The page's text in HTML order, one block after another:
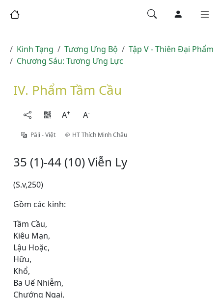
Kinh Tạng Tương Ưng Bộ
Tập V - Thiên Ðại Phẩm
Chương Sáu: Tương Ưng Lực
IV. Phẩm Tầm Cầu
A+ A-
Pāḷi - Việt HT Thích Minh Châu
35 (1)-44 (10) Viễn Ly
(S.v,250)
Gồm các kinh:
Tầm Cầu,
Kiêu Mạn,
Lậu Hoặc,
Hữu,
Khổ,
Ba Uế Nhiễm,
Chướng Ngại,